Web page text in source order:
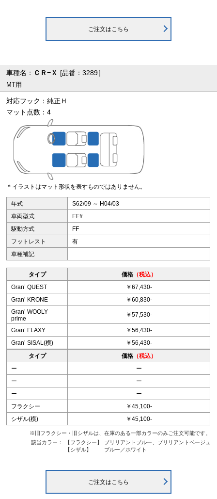
ご注文はこちら
車種名： ＣＲ−Ｘ [品番：3289］
MT用
対応フック：純正Ｈ
マット点数：4
＊イラストはマット形状を表すものではありません。
年式
S62/09 ～ H04/03
車両型式
EF#
駆動方式
FF
フットレスト
有
車種補記
タイプ 価格（税込）
Granʼ QUEST
￥67,430-
Granʼ KRONE
￥60,830-
Granʼ WOOLY
prime
￥57,530-
Granʼ FLAXY
￥56,430-
Granʼ SISAL(横)
￥56,430-
タイプ
価格（税込）
ー
ー
ー
ー
ー
ー
フラクシー
￥45,100-
シザル(横)
￥45,100-
※旧フラクシー・旧シザルは、在庫のある一部カラーのみご注文可能です。
該当カラー：
【フラクシー】
ブリリアントブルー、ブリリアントベージュ
【シザル】
ブルー／ホワイト
ご注文はこちら